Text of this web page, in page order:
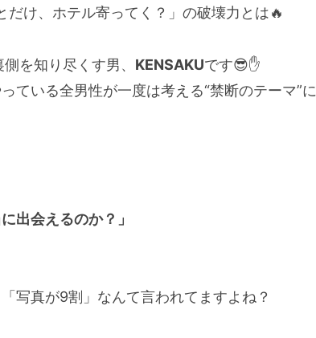
け、ホテル寄ってく？」の破壊力とは🔥
を知り尽くす男、 KENSAKUです😎✋
ている全男性が一度は考える“禁断のテーマ”に
出会えるのか？」
写真が9割」なんて言われてますよね？